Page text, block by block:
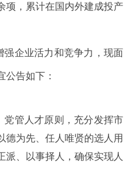
项，累计在国内外建成投产
强企业活力和竞争力，现面
公告如下：
党管人才原则，充分发挥市
德为先、任人唯贤的选人用
派、以事择人，确保实现人